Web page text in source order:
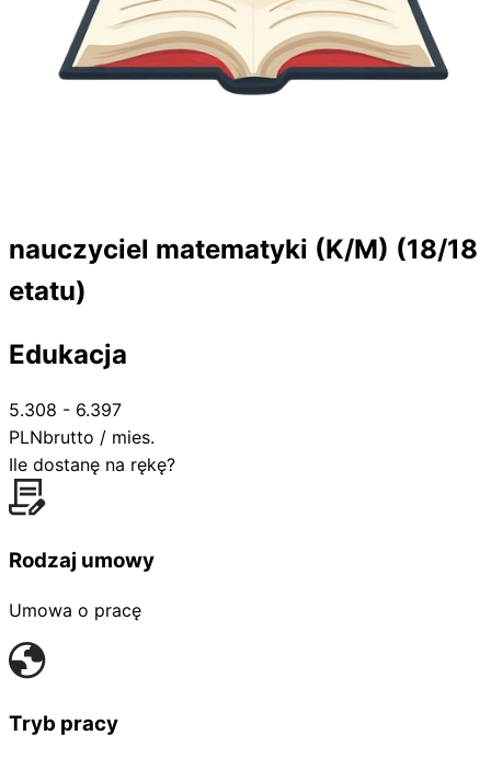
nauczyciel matematyki (K/M) (18/18
etatu)
Edukacja
5.308 - 6.397
PLNbrutto / mies.
Ile dostanę na rękę?
Rodzaj umowy
Umowa o pracę
Tryb pracy